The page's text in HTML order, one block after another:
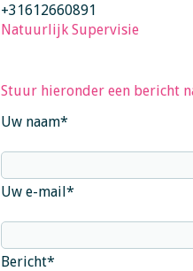
+31612660891
Natuurlijk Supervisie
Stuur hieronder een bericht
Uw naam*
Uw e-mail*
Bericht*